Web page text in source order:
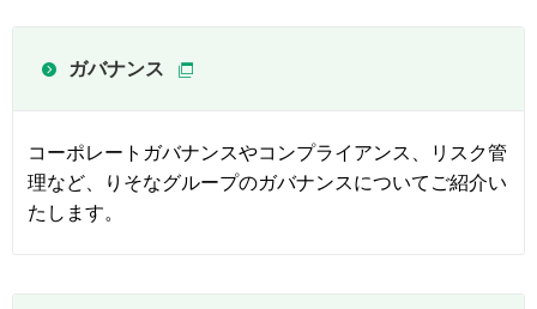
ガバナンス
コーポレートガバナンスやコンプライアンス、リスク管
理など、りそなグループのガバナンスについてご紹介い
たします。